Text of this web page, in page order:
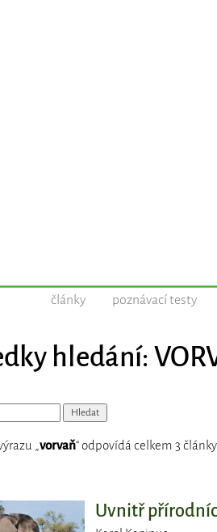
články poznávací testy
hledání:
„ vorvaň“ odpovídá celkem 3
Uvnitř